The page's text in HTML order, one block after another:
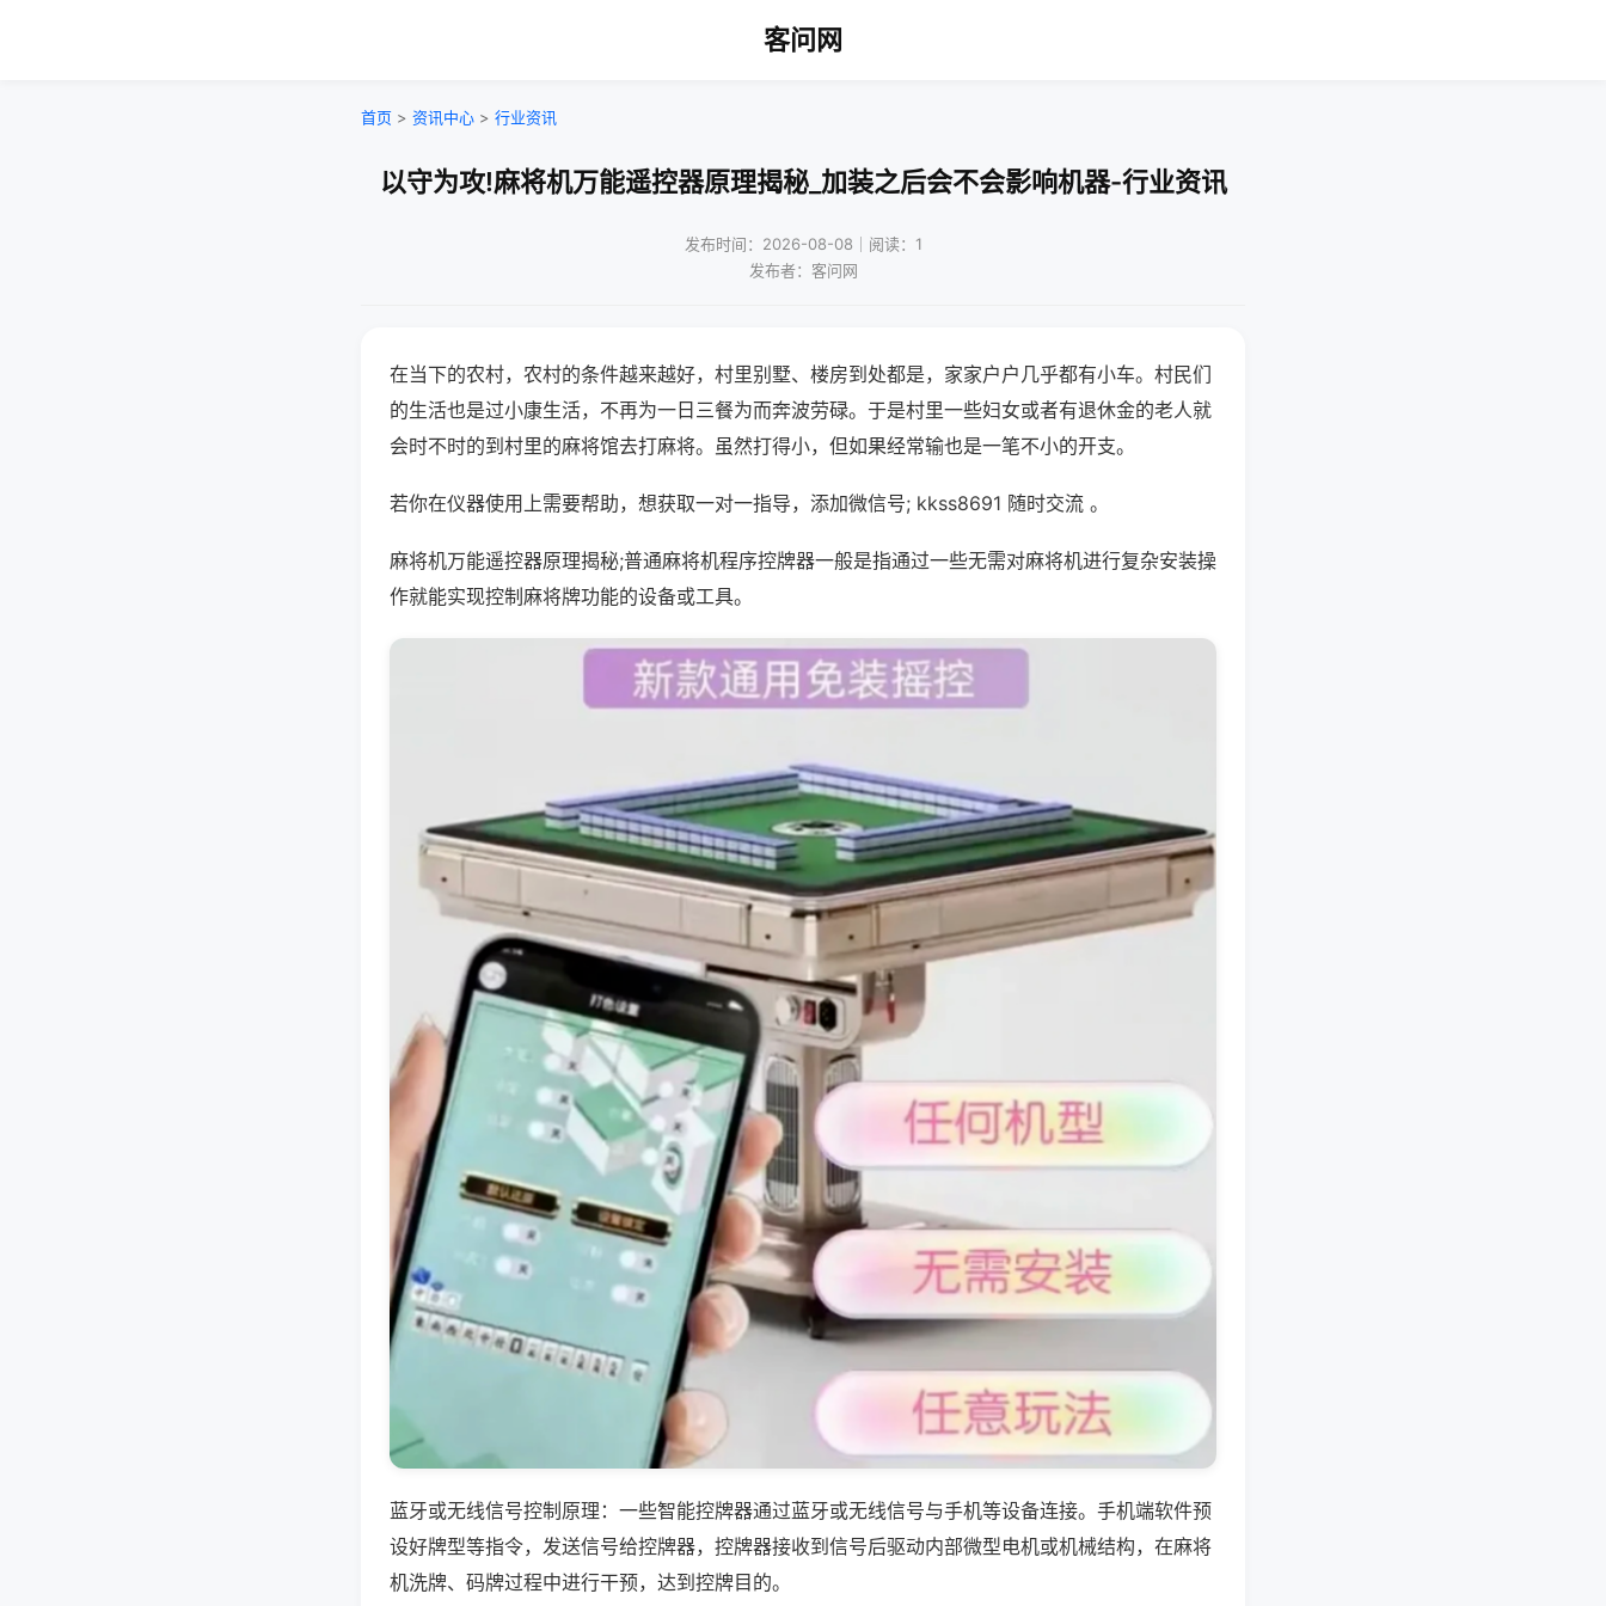
客问网
首页 > 资讯中心 > 行业资讯
以守为攻!麻将机万能遥控器原理揭秘_加装之后会不会影响机器-行业资讯
发布时间：2026-08-08｜阅读：1
发布者：客问网
在当下的农村，农村的条件越来越好，村里别墅、楼房到处都是，家家户户几乎都有小车。村民们
的生活也是过小康生活，不再为一日三餐为而奔波劳碌。于是村里一些妇女或者有退休金的老人就
会时不时的到村里的麻将馆去打麻将。虽然打得小，但如果经常输也是一笔不小的开支。
若你在仪器使用上需要帮助，想获取一对一指导，添加微信号; kkss8691 随时交流 。
麻将机万能遥控器原理揭秘;普通麻将机程序控牌器一般是指通过一些无需对麻将机进行复杂安装操
作就能实现控制麻将牌功能的设备或工具。
蓝牙或无线信号控制原理：一些智能控牌器通过蓝牙或无线信号与手机等设备连接。手机端软件预
设好牌型等指令，发送信号给控牌器，控牌器接收到信号后驱动内部微型电机或机械结构，在麻将
机洗牌、码牌过程中进行干预，达到控牌目的。